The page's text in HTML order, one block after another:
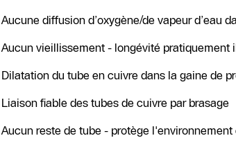
Aucune diffusion d’oxygène/de vapeur d’eau
Aucun vieillissement - longévité pratiquement
Dilatation du tube en cuivre dans la gaine de
Liaison fiable des tubes de cuivre par brasage
Aucun reste de tube - protège